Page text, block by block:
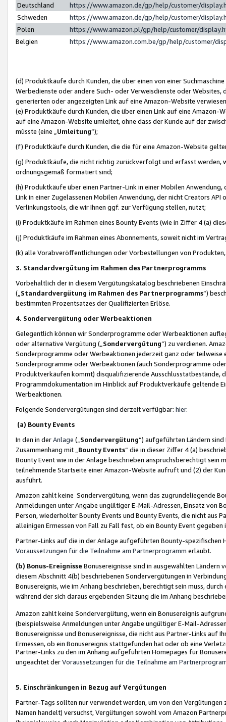
Deutschland
https://www.amazon.de/gp/help/customer/
Schweden
https://www.amazon.de/gp/help/customer/
Polen
https://www.amazon.pl/gp/help/customer/
Belgien
https://www.amazon.com.be/gp/help/customer/
(d) Produktkäufe durch Kunden, die über einen von einer
Werbedienste oder andere Such- oder Verweisdienste oder Websites,
generierten oder angezeigten Link auf eine Amazon-Website
(e) Produktkäufe durch Kunden, die über einen Link auf eine
auf eine Amazon-Website umleitet, ohne dass der Kunde auf der
müsste (eine „ Umleitung“);
(f) Produktkäufe durch Kunden, die die für eine Amazon-Website
(g) Produktkäufe, die nicht richtig zurückverfolgt und erfasst werden,
ordnungsgemäß formatiert sind;
(h) Produktkäufe über einen Partner-Link in einer Mobilen
Link in einer Zugelassenen Mobilen Anwendung, der nicht Creators
Verlinkungstools, die wir Ihnen ggf. zur Verfügung stellen, nutzt;
(i) Produktkäufe im Rahmen eines Bounty Events (wie in Ziffer 4 (a)
(j) Produktkäufe im Rahmen eines Abonnements, soweit nicht im
(k) alle Vorabveröffentlichungen oder Vorbestellungen von
3. Standardvergütung im Rahmen des Partnerprogramms
Vorbehaltlich der in diesem Vergütungskatalog beschriebenen
(„ Standardvergütung im Rahmen des Partnerprogramms“)
bestimmten Prozentsatzes der Qualifizierten Erlöse.
4. Sondervergütung oder Werbeaktionen
Gelegentlich können wir Sonderprogramme oder Werbeaktionen
oder alternative Vergütung („ Sondervergütung”) zu verdienen.
Sonderprogramme oder Werbeaktionen jederzeit ganz oder
Sonderprogramme oder Werbeaktionen (auch Sonderprogramme
Produktverkäufen kommt) disqualifizierende Ausschlusstatbestände,
Programmdokumentation im Hinblick auf Produktverkäufe geltende
Werbeaktionen.
Folgende Sondervergütungen sind derzeit verfügbar: hier.
(a) Bounty Events
In den in derAnlage („ Sondervergütung“) aufgeführten Ländern
Zusammenhang mit „ Bounty Events“ die in dieser Ziffer 4 (a)
Bounty Event wie in der Anlage beschrieben anspruchsberechtigt sein
teilnehmende Startseite einer Amazon-Website aufruft und (2) der
ausführt.
Amazon zahlt keine Sondervergütung, wenn das zugrundeliegende
Anmeldungen unter Angabe ungültiger E-Mail-Adressen, Einsatz von
Person, wiederholter Bounty Events und Bounty Events, die nicht
alleinigen Ermessen von Fall zu Fall fest, ob ein Bounty Event
Partner-Links auf die in der Anlage aufgeführten Bounty-spezifischen
Voraussetzungen für die Teilnahme am Partnerprogramm erlaubt.
(b) Bonus-Ereignisse Bonusereignisse sind in ausgewählten Ländern
diesem Abschnitt 4(b) beschriebenen Sondervergütungen in
Bonusereignis, wie im Anhang beschrieben, berechtigt sein muss,
während der sich daraus ergebenden Sitzung die im Anhang
Amazon zahlt keine Sondervergütung, wenn ein Bonusereignis
(beispielsweise Anmeldungen unter Angabe ungültiger E-Mail-
Bonusereignisse und Bonusereignisse, die nicht aus Partner-Links auf
Ermessen, ob ein Bonusereignis stattgefunden hat oder ob eine
Partner-Links zu den im Anhang aufgeführten Homepages für
ungeachtet derVoraussetzungen für die Teilnahme am
5. Einschränkungen in Bezug auf Vergütungen
Partner-Tags sollten nur verwendet werden, um von den
Namen handelt) versuchst, Vergütungen sowohl vom Amazon